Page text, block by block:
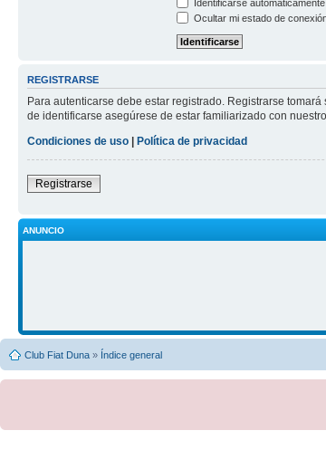
Identificarse
Ocultar mi estado de
REGISTRARSE
Para autenticarse debe estar registrado. Registrarse
de identificarse asegúrese de estar familiarizado con
Condiciones de uso | Política de privacidad
Registrarse
ANUNCIO
Club Fiat Duna » Índice general